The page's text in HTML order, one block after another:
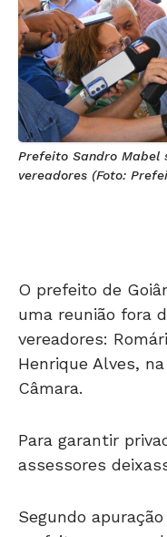
Prefeito Sandro Mabel
vereadores (Foto:
uma reunião fora
vereadores:
Henrique Alves,
Câmara.
assessores
prefeito